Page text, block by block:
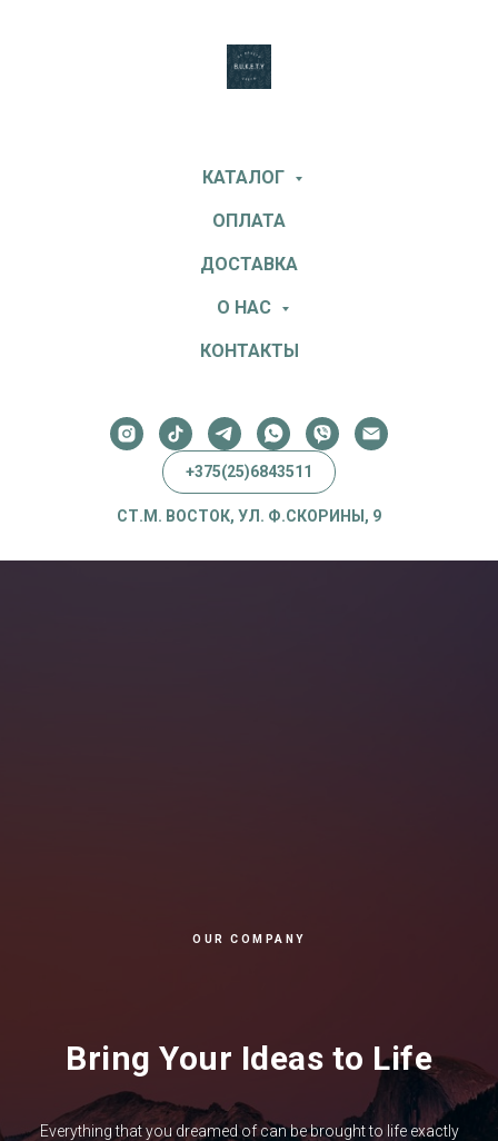
КАТАЛОГ
ОПЛАТА
ДОСТАВКА
О НАС
КОНТАКТЫ
+375(25)6843511
СТ.М. ВОСТОК, УЛ. Ф.СКОРИНЫ, 9
OUR COMPANY
Bring Your Ideas to Life
Everything that you dreamed of can be brought to life exactly